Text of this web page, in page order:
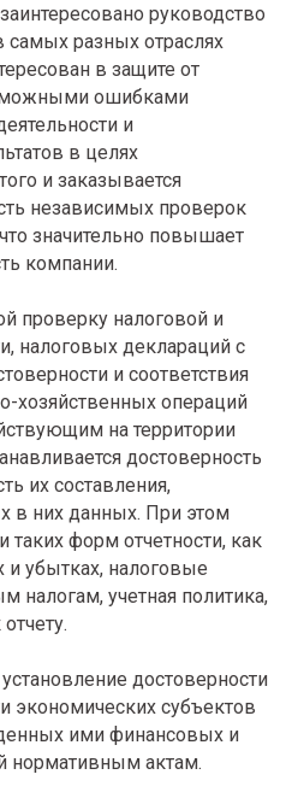
руководство
разных отраслях
в защите от
ошибками
и
в целях
и заказывается
независимых проверок
значительно повышает
компании.
проверку налоговой и
налоговых деклараций с
и соответствия
хозяйственных операций
на территории
достоверность
их составления,
в них данных. При этом
таких форм отчетности, как
и убытках, налоговые
налогам, учетная политика,
достоверности
экономических субъектов
ими финансовых и
нормативным актам.